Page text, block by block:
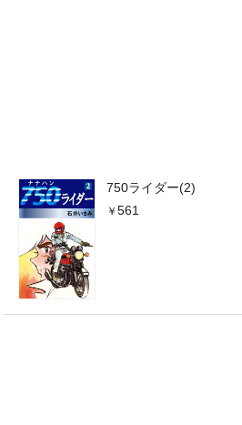
750ライダー(2)
561